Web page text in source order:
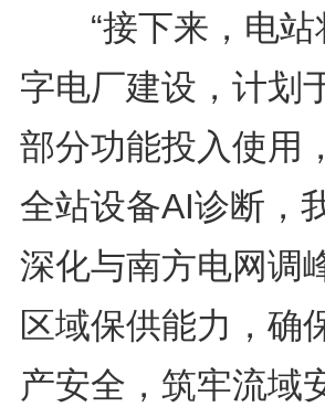
“接下来，电站
字电厂建设，计划
部分功能投入使用
全站设备AI诊断，
深化与南方电网调
区域保供能力，确
产安全，筑牢流域